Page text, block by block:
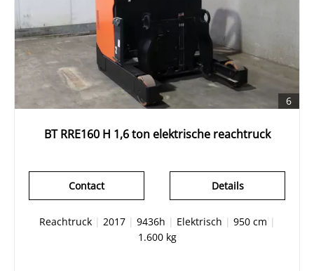
6
BT RRE160 H 1,6 ton elektrische reachtruck
Details
Contact
Reachtruck| 2017| 9436h | Elektrisch | 950 cm |
1.600 kg